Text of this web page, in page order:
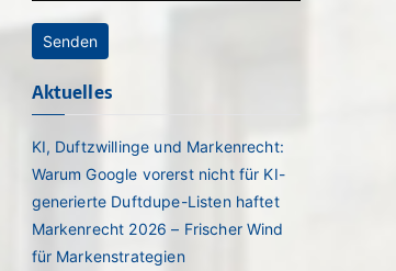
Aktuelles
KI, Duftzwillinge und Markenrecht:
Warum Google vorerst nicht für KI-
generierte Duftdupe-Listen haftet
Markenrecht 2026 – Frischer Wind
für Markenstrategien